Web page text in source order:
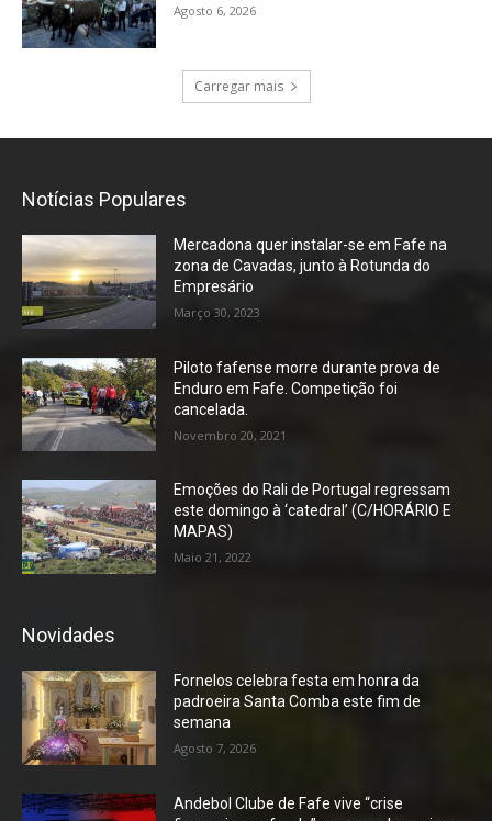
Agosto 6, 2026
Carregar mais
Notícias Populares
Mercadona quer instalar-se em Fafe na
zona de Cavadas, junto à Rotunda do
Empresário
Março 30, 2023
Piloto fafense morre durante prova de
Enduro em Fafe. Competição foi
cancelada.
Novembro 20, 2021
Emoções do Rali de Portugal regressam
este domingo à ‘catedral’ (C/HORÁRIO E
MAPAS)
Maio 21, 2022
Novidades
Fornelos celebra festa em honra da
padroeira Santa Comba este fim de
semana
Agosto 7, 2026
Andebol Clube de Fafe vive “crise